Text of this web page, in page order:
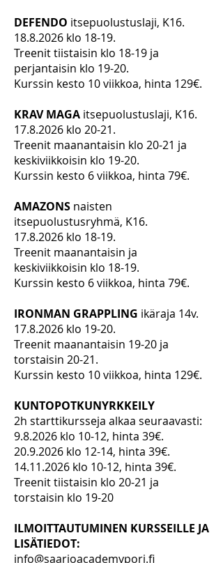
DEFENDO itsepuolustuslaji, K16​.
18.8.2026 klo 18-19.
​Treenit tiistaisin klo 18-19 ja
perjantaisin klo 19-20.
Kurssin kesto 10 viikkoa, hinta 129€.
KRAV MAGA itsepuolustuslaji, K16.
17.8.2026 klo 20-21.
Treenit maanantaisin klo 20-21 ja
keskiviikkoisin klo 19-20.
Kurssin kesto 6 viikkoa, hinta 79€.
AMAZONS naisten
itsepuolustusryhmä, K16.
17.8.2026 klo 18-19.
Treenit maanantaisin ja
keskiviikkoisin klo 18-19.
Kurssin kesto 6 viikkoa, hinta 79€.
IRONMAN GRAPPLING ikäraja 14v.
17.8.2026 klo 19-20.
Treenit maanantaisin 19-20 ja
torstaisin 20-21.
Kurssin kesto 10 viikkoa, hinta 129€.
KUNTOPOTKUNYRKKEILY
2h starttikursseja alkaa seuraavasti:
9.8.2026 klo 10-12, hinta 39€.
20.9.2026 klo 12-14, hinta 39€.
14.11.2026 klo 10-12, hinta 39€.
Treenit tiistaisin klo 20-21 ja
torstaisin klo 19-20
ILMOITTAUTUMINEN KURSSEILLE JA
LISÄTIEDOT:
info@saarioacademypori.fi